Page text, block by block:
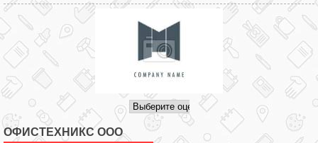
ОФИСТЕХНИКС ООО